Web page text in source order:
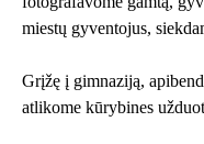
miestų gyventojus,
Grįžę į gimnaziją,
atlikome kūrybines